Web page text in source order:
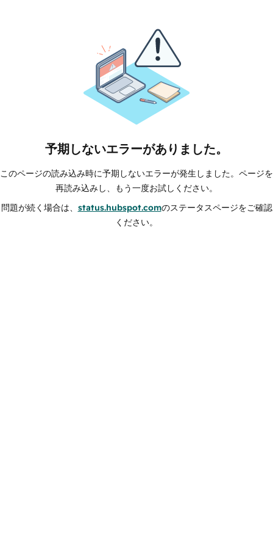
予期しないエラーがありました。
このページの読み込み時に予期しないエラーが発生しました。ページを
再読み込みし、もう一度お試しください。
問題が続く場合は、 status.hubspot.comのステータスページをご確認
ください。